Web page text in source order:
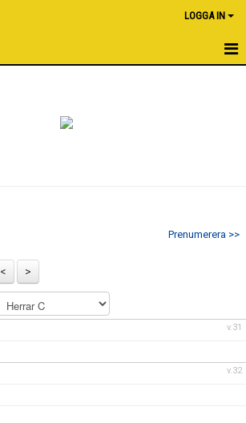
LOGGA IN
Prenumerera >>
v.31
v.32